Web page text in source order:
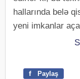
hallarında belə
yeni imkanlar
f Paylaş